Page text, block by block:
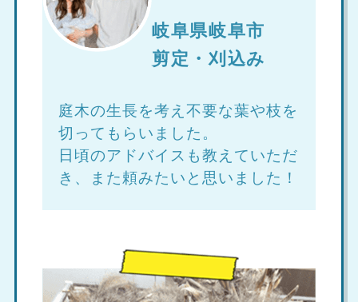
岐阜県岐阜市
剪定・刈込み
庭木の生長を考え不要な葉や枝を
切ってもらいました。
日頃のアドバイスも教えていただ
き、また頼みたいと思いました！